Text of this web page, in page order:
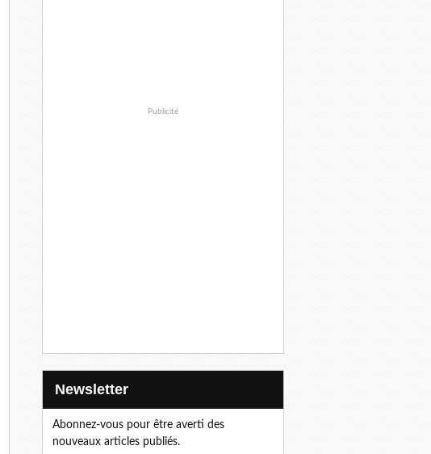
Publicité
Newsletter
Abonnez-vous pour être averti des
nouveaux articles publiés.